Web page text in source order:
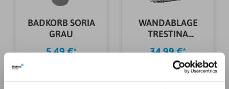
BADKORB SORIA
GRAU
5,49 €*
WANDABLAGE
TRESTINA
EDELSTAHL
SCHWARZ
34,99 €*